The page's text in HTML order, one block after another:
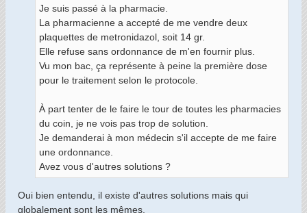
Je suis passé à la pharmacie.
La pharmacienne a accepté de me vendre deux
plaquettes de metronidazol, soit 14 gr.
Elle refuse sans ordonnance de m'en fournir plus.
Vu mon bac, ça représente à peine la première dose
pour le traitement selon le protocole.
À part tenter de le faire le tour de toutes les pharmacies
du coin, je ne vois pas trop de solution.
Je demanderai à mon médecin s'il accepte de me faire
une ordonnance.
Avez vous d'autres solutions ?
Oui bien entendu, il existe d'autres solutions mais qui
globalement sont les mêmes.